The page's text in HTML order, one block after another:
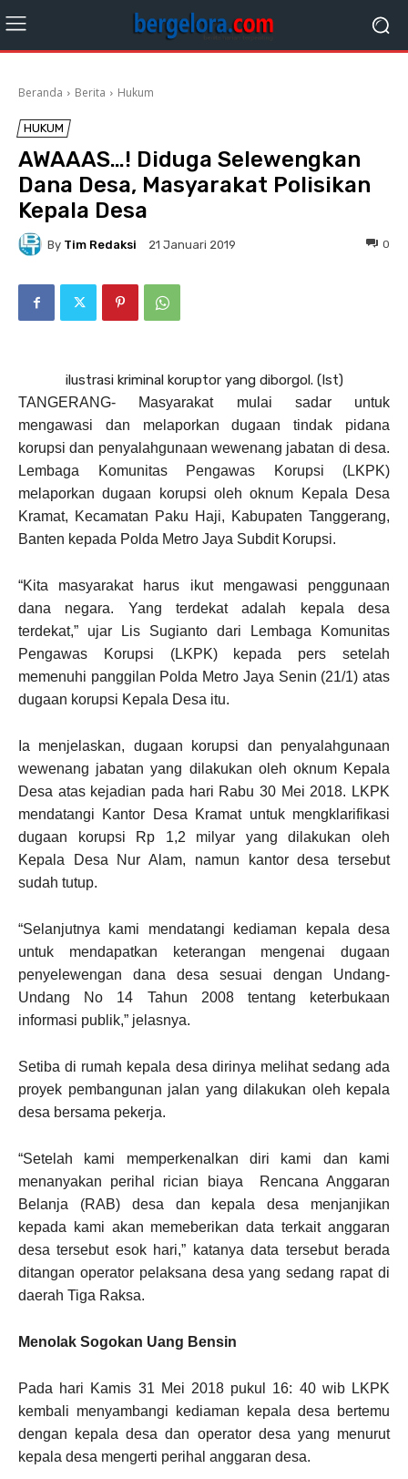
Beranda Berita Hukum
HUKUM
AWAAAS…! Diduga Selewengkan
Dana Desa, Masyarakat Polisikan
Kepala Desa
By Tim Redaksi 21 Januari 2019 0
ilustrasi kriminal koruptor yang diborgol. (Ist)
TANGERANG- Masyarakat mulai sadar untuk
mengawasi dan melaporkan dugaan tindak pidana
korupsi dan penyalahgunaan wewenang jabatan di desa.
Lembaga Komunitas Pengawas Korupsi (LKPK)
melaporkan dugaan korupsi oleh oknum Kepala Desa
Kramat, Kecamatan Paku Haji, Kabupaten Tanggerang,
Banten kepada Polda Metro Jaya Subdit Korupsi.
“Kita masyarakat harus ikut mengawasi penggunaan
dana negara. Yang terdekat adalah kepala desa
terdekat,” ujar Lis Sugianto dari Lembaga Komunitas
Pengawas Korupsi (LKPK) kepada pers setelah
memenuhi panggilan Polda Metro Jaya Senin (21/1) atas
dugaan korupsi Kepala Desa itu.
Ia menjelaskan, dugaan korupsi dan penyalahgunaan
wewenang jabatan yang dilakukan oleh oknum Kepala
Desa atas kejadian pada hari Rabu 30 Mei 2018. LKPK
mendatangi Kantor Desa Kramat untuk mengklarifikasi
dugaan korupsi Rp 1,2 milyar yang dilakukan oleh
Kepala Desa Nur Alam, namun kantor desa tersebut
sudah tutup.
“Selanjutnya kami mendatangi kediaman kepala desa
untuk mendapatkan keterangan mengenai dugaan
penyelewengan dana desa sesuai dengan Undang-
Undang No 14 Tahun 2008 tentang keterbukaan
informasi publik,” jelasnya.
Setiba di rumah kepala desa dirinya melihat sedang ada
proyek pembangunan jalan yang dilakukan oleh kepala
desa bersama pekerja.
“Setelah kami memperkenalkan diri kami dan kami
menanyakan perihal rician biaya Rencana Anggaran
Belanja (RAB) desa dan kepala desa menjanjikan
kepada kami akan memeberikan data terkait anggaran
desa tersebut esok hari,” katanya data tersebut berada
ditangan operator pelaksana desa yang sedang rapat di
daerah Tiga Raksa.
Menolak Sogokan Uang Bensin
Pada hari Kamis 31 Mei 2018 pukul 16: 40 wib LKPK
kembali menyambangi kediaman kepala desa bertemu
dengan kepala desa dan operator desa yang menurut
kepala desa mengerti perihal anggaran desa.